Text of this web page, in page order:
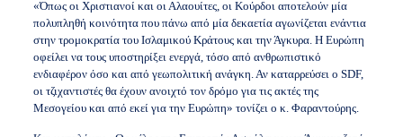
«Όπως οι Χριστιανοί και οι Αλαουίτες, οι Κούρδοι αποτελούν μία
πολυπληθή κοινότητα που πάνω από μία δεκαετία αγωνίζεται ενάντια
στην τρομοκρατία του Ισλαμικού Κράτους και την Άγκυρα. Η Ευρώπη
οφείλει να τους υποστηρίξει ενεργά, τόσο από ανθρωπιστικό
ενδιαφέρον όσο και από γεωπολιτική ανάγκη. Αν καταρρεύσει ο SDF,
οι τζιχαντιστές θα έχουν ανοιχτό τον δρόμο για τις ακτές της
Μεσογείου και από εκεί για την Ευρώπη» τονίζει ο κ. Φαραντούρης.